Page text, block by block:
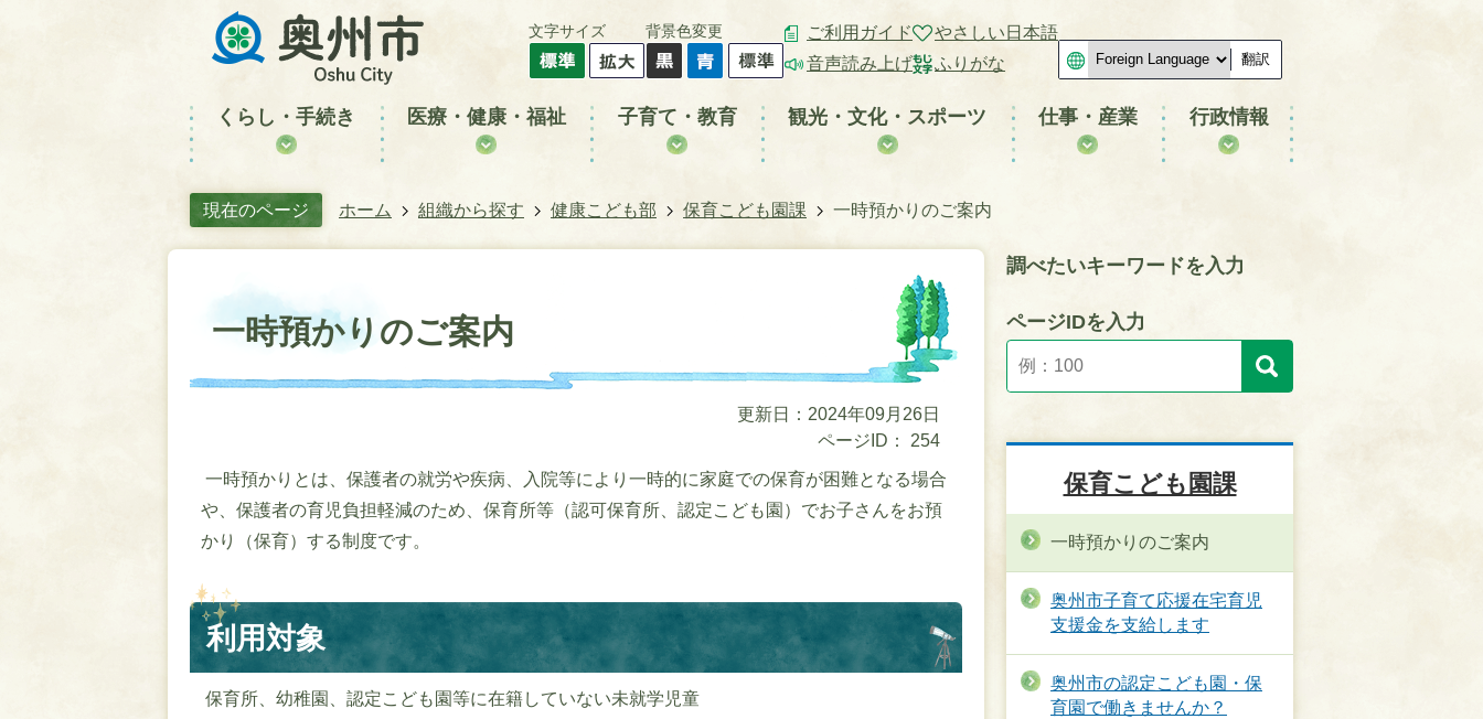
文字サイズ 背景色変更
ご利用ガイド
音声読み上げ
やさしい日本語
ふりがな
翻訳
くらし・手続き 医療・健康・福祉 子育て・教育 観光・文化・スポーツ 仕事・産業 行政情報
現在のページ ホーム 組織から探す 健康こども部 保育こども園課 一時預かりのご案内
一時預かりのご案内
更新日：2024年09月26日
ページID：
254
一時預かりとは、保護者の就労や疾病、入院等により一時的に家庭での保育が困難となる場合
や、保護者の育児負担軽減のため、保育所等（認可保育所、認定こども園）でお子さんをお預
かり（保育）する制度です。
利用対象
保育所、幼稚園、認定こども園等に在籍していない未就学児童
調べたいキーワードを入力
ページIDを入力
保育こども園課
一時預かりのご案内
奥州市子育て応援在宅育児
支援金を支給します
奥州市の認定こども園・保
育園で働きませんか？